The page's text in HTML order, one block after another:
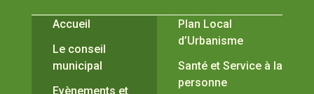
Accueil
Le conseil
municipal
Evènements et
Plan Local
d’Urbanisme
Santé et Service à la
personne